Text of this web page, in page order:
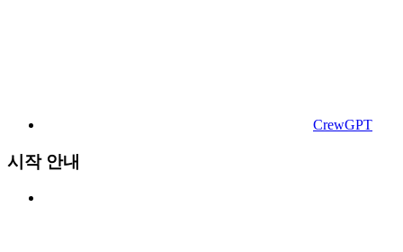
CrewGPT
시작 안내